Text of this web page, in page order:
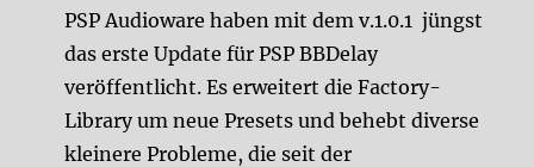
PSP Audioware haben mit dem v.1.0.1 jüngst
das erste Update für PSP BBDelay
veröffentlicht. Es erweitert die Factory-
Library um neue Presets und behebt diverse
kleinere Probleme, die seit der